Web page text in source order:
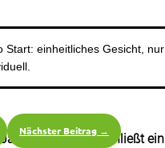
Start: einheitliches Gesicht, nur
Stellantis schließt ein
Nächster Beitrag →